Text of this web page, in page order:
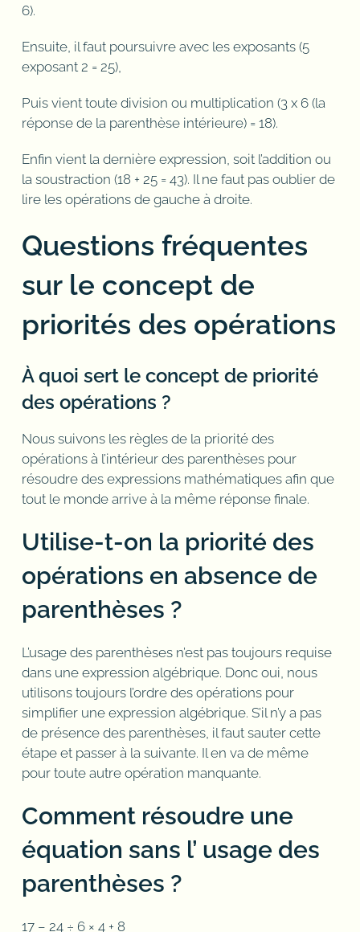
6).
Ensuite, il faut poursuivre avec les exposants (5
exposant 2 = 25),
Puis vient toute division ou multiplication (3 x 6 (la
réponse de la parenthèse intérieure) = 18).
Enfin vient la dernière expression, soit l’addition ou
la soustraction (18 + 25 = 43). Il ne faut pas oublier de
lire les opérations de gauche à droite.
Questions fréquentes
sur le concept de
priorités des opérations
À quoi sert le concept de priorité
des opérations ?
Nous suivons les règles de la priorité des
opérations à l’intérieur des parenthèses pour
résoudre des expressions mathématiques afin que
tout le monde arrive à la même réponse finale.
Utilise-t-on la priorité des
opérations en absence de
parenthèses ?
L’usage des parenthèses n’est pas toujours requise
dans une expression algébrique. Donc oui, nous
utilisons toujours l’ordre des opérations pour
simplifier une expression algébrique. S’il n’y a pas
de présence des parenthèses, il faut sauter cette
étape et passer à la suivante. Il en va de même
pour toute autre opération manquante.
Comment résoudre une
équation sans l’ usage des
parenthèses ?
17 – 24 ÷ 6 × 4 + 8